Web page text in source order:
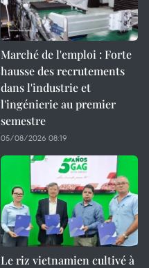
Marché de l'emploi : Forte
hausse des recrutements
dans l'industrie et
l'ingénierie au premier
semestre
05/08/2026 08:19
Le riz vietnamien cultivé à